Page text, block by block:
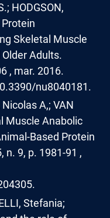
HODGSON,
Protein
Skeletal Muscle
Adults.
, mar. 2016.
nu8040181.
Nicolas A,; VAN
Muscle Anabolic
Based Protein
n. 9, p. 1981-91 ,
Stefania;